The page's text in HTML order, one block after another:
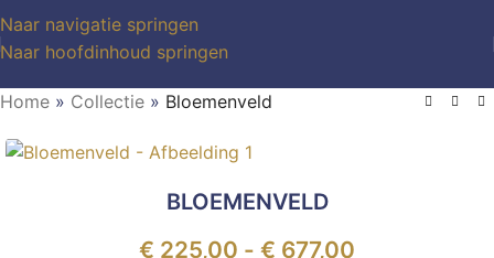
Naar navigatie springen
Naar hoofdinhoud springen
Home » Collectie » Bloemenveld
BLOEMENVELD
€ 225,00 - € 677,00